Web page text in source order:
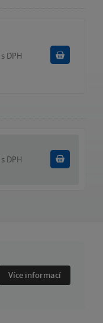
s DPH
s DPH Koupit
Více informací